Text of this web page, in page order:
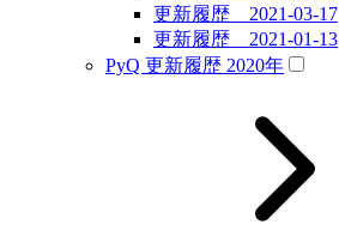
更新履歴 2021-03-17
更新履歴 2021-01-13
PyQ 更新履歴 2020年